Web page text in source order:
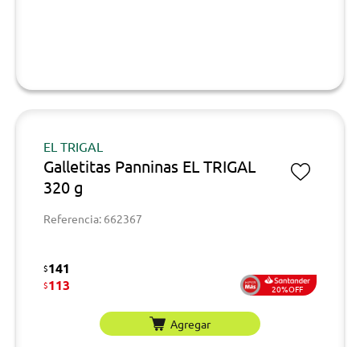
EL TRIGAL
Galletitas Panninas EL TRIGAL
320 g
Referencia: 662367
$141
$113 20%OFF
Agregar